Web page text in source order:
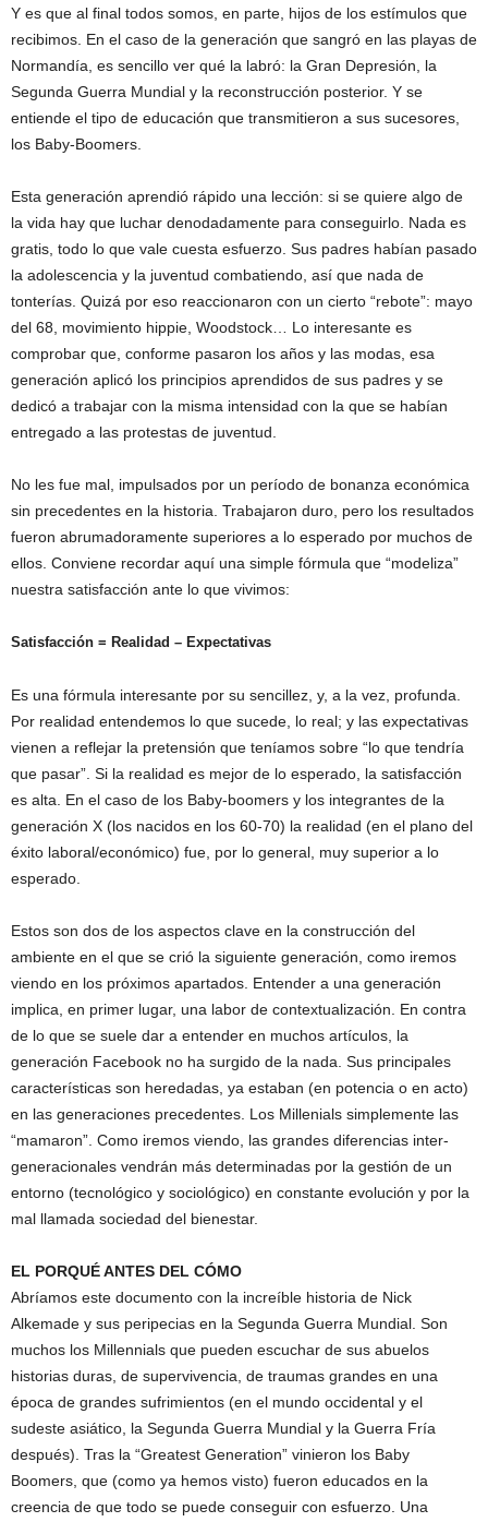
Y es que al final todos somos, en parte, hijos de los estímulos que
recibimos. En el caso de la generación que sangró en las playas de
Normandía, es sencillo ver qué la labró: la Gran Depresión, la
Segunda Guerra Mundial y la reconstrucción posterior. Y se
entiende el tipo de educación que transmitieron a sus sucesores,
los Baby-Boomers.
Esta generación aprendió rápido una lección: si se quiere algo de
la vida hay que luchar denodadamente para conseguirlo. Nada es
gratis, todo lo que vale cuesta esfuerzo. Sus padres habían pasado
la adolescencia y la juventud combatiendo, así que nada de
tonterías. Quizá por eso reaccionaron con un cierto “rebote”: mayo
del 68, movimiento hippie, Woodstock… Lo interesante es
comprobar que, conforme pasaron los años y las modas, esa
generación aplicó los principios aprendidos de sus padres y se
dedicó a trabajar con la misma intensidad con la que se habían
entregado a las protestas de juventud.
No les fue mal, impulsados por un período de bonanza económica
sin precedentes en la historia. Trabajaron duro, pero los resultados
fueron abrumadoramente superiores a lo esperado por muchos de
ellos. Conviene recordar aquí una simple fórmula que “modeliza”
nuestra satisfacción ante lo que vivimos:
Satisfacción = Realidad – Expectativas
Es una fórmula interesante por su sencillez, y, a la vez, profunda.
Por realidad entendemos lo que sucede, lo real; y las expectativas
vienen a reflejar la pretensión que teníamos sobre “lo que tendría
que pasar”. Si la realidad es mejor de lo esperado, la satisfacción
es alta. En el caso de los Baby-boomers y los integrantes de la
generación X (los nacidos en los 60-70) la realidad (en el plano del
éxito laboral/económico) fue, por lo general, muy superior a lo
esperado.
Estos son dos de los aspectos clave en la construcción del
ambiente en el que se crió la siguiente generación, como iremos
viendo en los próximos apartados. Entender a una generación
implica, en primer lugar, una labor de contextualización. En contra
de lo que se suele dar a entender en muchos artículos, la
generación Facebook no ha surgido de la nada. Sus principales
características son heredadas, ya estaban (en potencia o en acto)
en las generaciones precedentes. Los Millenials simplemente las
“mamaron”. Como iremos viendo, las grandes diferencias inter-
generacionales vendrán más determinadas por la gestión de un
entorno (tecnológico y sociológico) en constante evolución y por la
mal llamada sociedad del bienestar.
EL PORQUÉ ANTES DEL CÓMO
Abríamos este documento con la increíble historia de Nick
Alkemade y sus peripecias en la Segunda Guerra Mundial. Son
muchos los Millennials que pueden escuchar de sus abuelos
historias duras, de supervivencia, de traumas grandes en una
época de grandes sufrimientos (en el mundo occidental y el
sudeste asiático, la Segunda Guerra Mundial y la Guerra Fría
después). Tras la “Greatest Generation” vinieron los Baby
Boomers, que (como ya hemos visto) fueron educados en la
creencia de que todo se puede conseguir con esfuerzo. Una